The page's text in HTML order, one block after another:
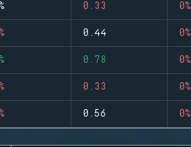
0.33 0%
0.44 0%
0.78 0%
0.33 0%
0.56 0%